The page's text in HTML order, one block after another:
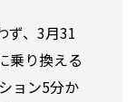
ず、3月31
乗り換える
ョン5分か